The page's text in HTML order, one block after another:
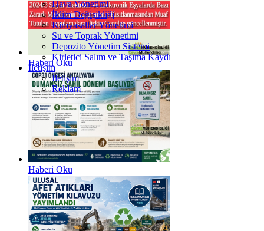
Haberi Oku
Haberi Oku
Hava Yönetimi
İklim Değişikliği
Kimyasallar Yönetimi
Su ve Toprak Yönetimi
Depozito Yönetim Sistemi
Kirletici Salım ve Taşıma Kaydı
İletişim
İletişim
Reklam